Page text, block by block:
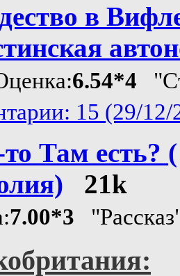
в
6.54*4
15 (29/12/
Там есть? (
21k
7.00*3